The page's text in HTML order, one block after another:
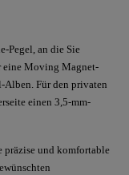
Pegel, an die Sie
eine Moving Magnet-
Für den privaten
einen 3,5-mm-
präzise und komfortable